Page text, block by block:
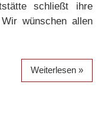
schließt ihre
wünschen allen
Weiterlesen